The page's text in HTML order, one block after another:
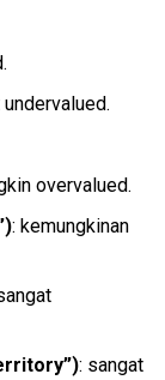
overvalued.
: kemungkinan
: sangat